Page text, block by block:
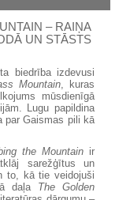
– RAIŅA
UN STĀSTS
biedrība izdevusi
Mountain, kuras
mūsdienīgā
Lugu papildina
par Gaismas pili kā
the Mountain ir
sarežģītus un
to, kā tie veidojuši
daļa The Golden